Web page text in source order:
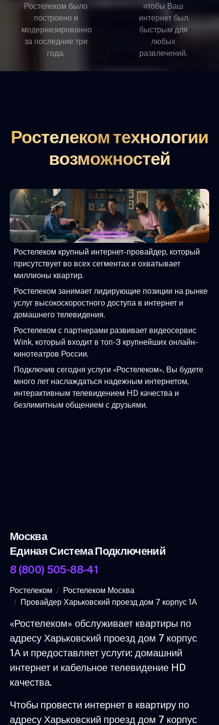
Ростелеком было
построено и
модернизированно
за последние три
года.
чтобы Ваш
интернет был
быстрым для
любых
развлечений.
Ростелеком технологии
возможностей
Ростелеком крупный интернет-провайдер, который
присутствует во всех сегментах и охватывает
миллионы квартир.
Ростелеком занимает лидирующие позиции на рынке
услуг высокоскоростного доступа в интернет и
домашнего телевидения.
Ростелеком с партнерами развивает видеосервис
Wink, который входит в топ-3 крупнейших онлайн-
кинотеатров России.
Подключив сегодня услуги «Ростелеком», Вы будете
много лет наслаждаться надежным интернетом,
интерактивным телевидением HD качества и
безлимитным общением с друзьями.
Москва
Единая Система Подключений
8 (800) 505-88-41
Ростелеком
Ростелеком Москва
Провайдер Харьковский проезд дом 7 корпус 1А
«Ростелеком» обслуживает квартиры по
адресу Харьковский проезд дом 7 корпус
1А и предоставляет услуги: домашний
интернет и кабельное телевидение HD
качества.
Чтобы провести интернет в квартиру по
адресу Харьковский проезд дом 7 корпус